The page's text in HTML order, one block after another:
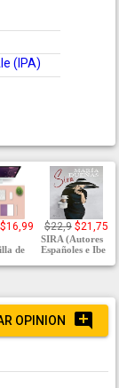
(IPA)
$16,99
de
$22,9 $21,75
SIRA (Autores
Españoles e Ibe
OPINION